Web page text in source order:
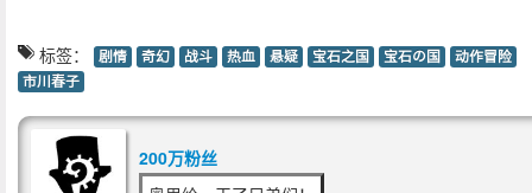
标签： 剧情 奇幻 战斗 热血 悬疑 宝石之国 宝石の国
动作冒险
市川春子
200万粉丝